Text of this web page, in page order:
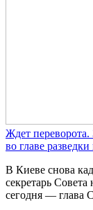
Ждет переворота.
во главе
В Киеве снова
секретарь
сегодня — глава